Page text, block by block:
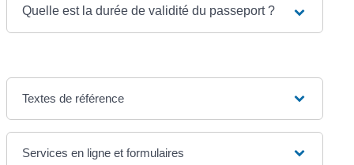
Quelle est la durée de validité du passeport ?
Textes de référence
Services en ligne et formulaires